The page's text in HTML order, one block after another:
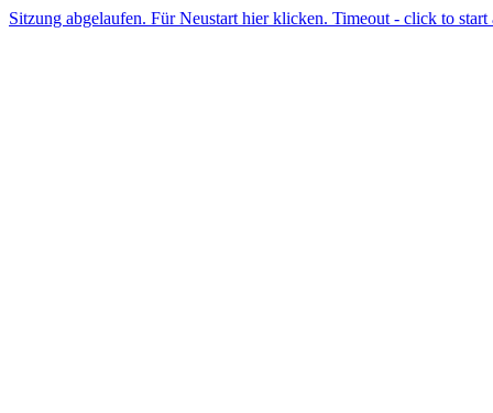
Sitzung abgelaufen. Für Neustart hier klicken. Timeout - click to start